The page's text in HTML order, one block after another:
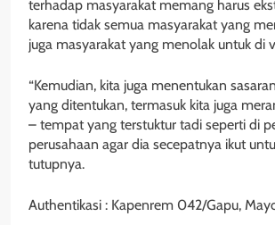
terhadap masyarakat memang harus
karena tidak semua masyarakat yang
juga masyarakat yang menolak untuk di
“Kemudian, kita juga menentukan
yang ditentukan, termasuk kita juga
– tempat yang terstuktur tadi seperti di
perusahaan agar dia secepatnya ikut
tutupnya.
Authentikasi : Kapenrem 042/Gapu,